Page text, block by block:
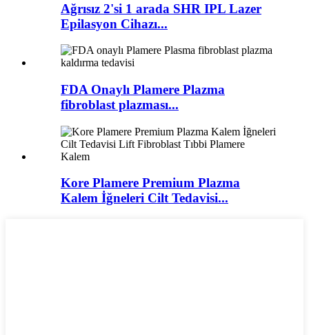
Ağrısız 2'si 1 arada SHR IPL Lazer
Epilasyon Cihazı...
FDA Onaylı Plamere Plazma
fibroblast plazması...
Kore Plamere Premium Plazma
Kalem İğneleri Cilt Tedavisi...